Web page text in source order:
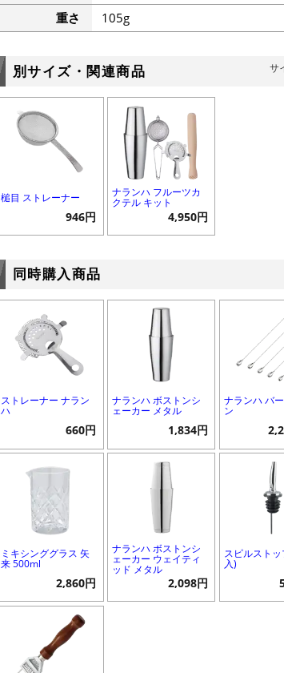
重さ
105g
別サイズ・関連商品 サ
槌目 ストレーナー
946円
ナランハ フルーツカ
クテル キット
4,950円
同時購入商品
ストレーナー ナラン
ハ
660円
ナランハ ボストンシ
ェーカー メタル
1,834円
ナランハ バ
ン
ミキシンググラス 矢
来 500ml
2,860円
ナランハ ボストンシ
ェーカー ウェイティ
ッド メタル
2,098円
スピルスト
入)